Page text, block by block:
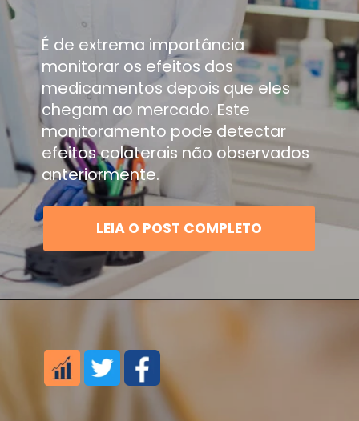
É de extrema importância
monitorar os efeitos dos
medicamentos depois que eles
chegam ao mercado. Este
monitoramento pode detectar
efeitos colaterais não observados
anteriormente.
LEIA O POST COMPLETO